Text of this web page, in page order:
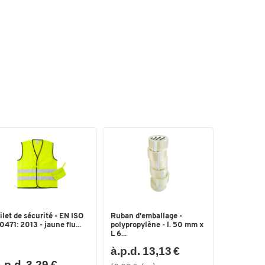
de sécurité - EN ISO
2013 - jaune flu...
Ruban d'emballage -
polypropylène - l. 50 mm x
L 6...
à.p.d. 13,13 €